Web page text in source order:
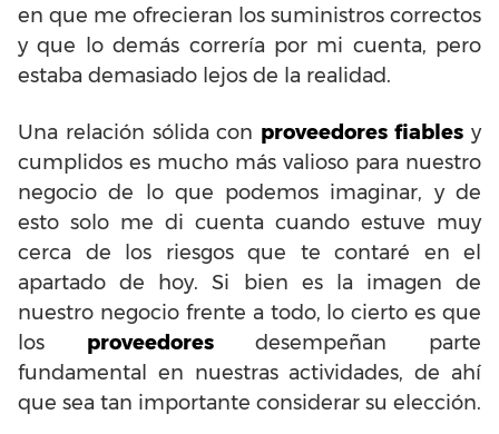
en que me ofrecieran los suministros correctos
y que lo demás correría por mi cuenta, pero
estaba demasiado lejos de la realidad.
Una relación sólida con proveedores fiables y
cumplidos es mucho más valioso para nuestro
negocio de lo que podemos imaginar, y de
esto solo me di cuenta cuando estuve muy
cerca de los riesgos que te contaré en el
apartado de hoy. Si bien es la imagen de
nuestro negocio frente a todo, lo cierto es que
los proveedoresdesempeñan parte
fundamental en nuestras actividades, de ahí
que sea tan importante considerar su elección.